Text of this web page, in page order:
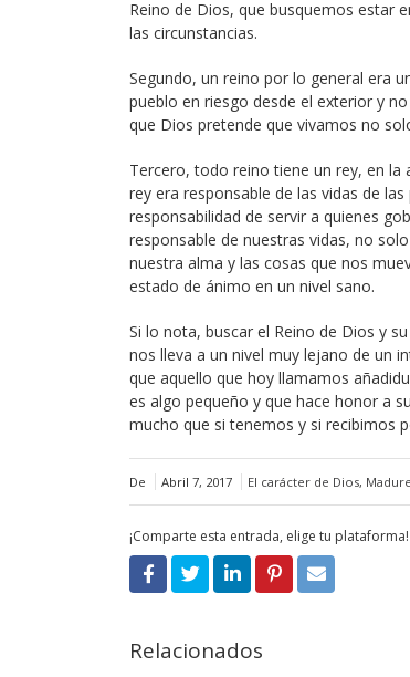
Reino de Dios, que busquemos estar
las circunstancias.
Segundo, un reino por lo general era
pueblo en riesgo desde el exterior y
que Dios pretende que vivamos no
Tercero, todo reino tiene un rey, en la
rey era responsable de las vidas de
responsabilidad de servir a quienes
responsable de nuestras vidas, no
nuestra alma y las cosas que nos
estado de ánimo en un nivel sano.
Si lo nota, buscar el Reino de Dios y
nos lleva a un nivel muy lejano de un
que aquello que hoy llamamos
es algo pequeño y que hace honor a
mucho que si tenemos y si recibimos
De Abril 7, 2017 El carácter de Dios,
¡Comparte esta entrada, elige tu plataforma!
Relacionados